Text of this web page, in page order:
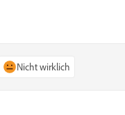
Nicht wirklich